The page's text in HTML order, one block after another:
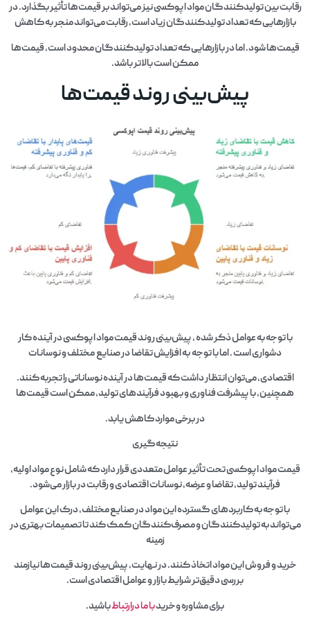
رقابت بین تولیدکنندگان مواد اپوکسی نیز می‌تواند بر قیمت‌ها تأثیر بگذارد. در
بازارهایی که تعداد تولیدکنندگان زیاد است، رقابت می‌تواند منجر به کاهش
قیمت‌ها شود. اما در بازارهایی که تعداد تولیدکنندگان محدود است، قیمت‌ها
ممکن است بالاتر باشد.
پیش‌بینی روند قیمت‌ها
با توجه به عوامل ذکر شده ، پیش‌بینی روند قیمت مواد اپوکسی در آینده کار
دشواری است . اما با توجه به افزایش تقاضا در صنایع مختلف و نوسانات
اقتصادی، می‌توان انتظار داشت که قیمت‌ها در آینده نوساناتی را تجربه کنند.
همچنین، با پیشرفت فناوری و بهبود فرآیندهای تولید، ممکن است قیمت‌ها
در برخی موارد کاهش یابد.
نتیجه‌گیری
قیمت مواد اپوکسی تحت تأثیر عوامل متعددی قرار دارد که شامل نوع مواد اولیه،
فرآیند تولید، تقاضا و عرضه، نوسانات اقتصادی و رقابت در بازار می‌شود.
با توجه به کاربردهای گسترده این مواد در صنایع مختلف، درک این عوامل
می‌تواند به تولیدکنندگان و مصرف‌کنندگان کمک کند تا تصمیمات بهتری در
زمینه
خرید و فروش این مواد اتخاذ کنند. در نهایت، پیش‌بینی روند قیمت‌ها نیازمند
بررسی دقیق‌تر شرایط بازار و عوامل اقتصادی است.
برای مشاوره وخریدبا ما درارتباطباشید.